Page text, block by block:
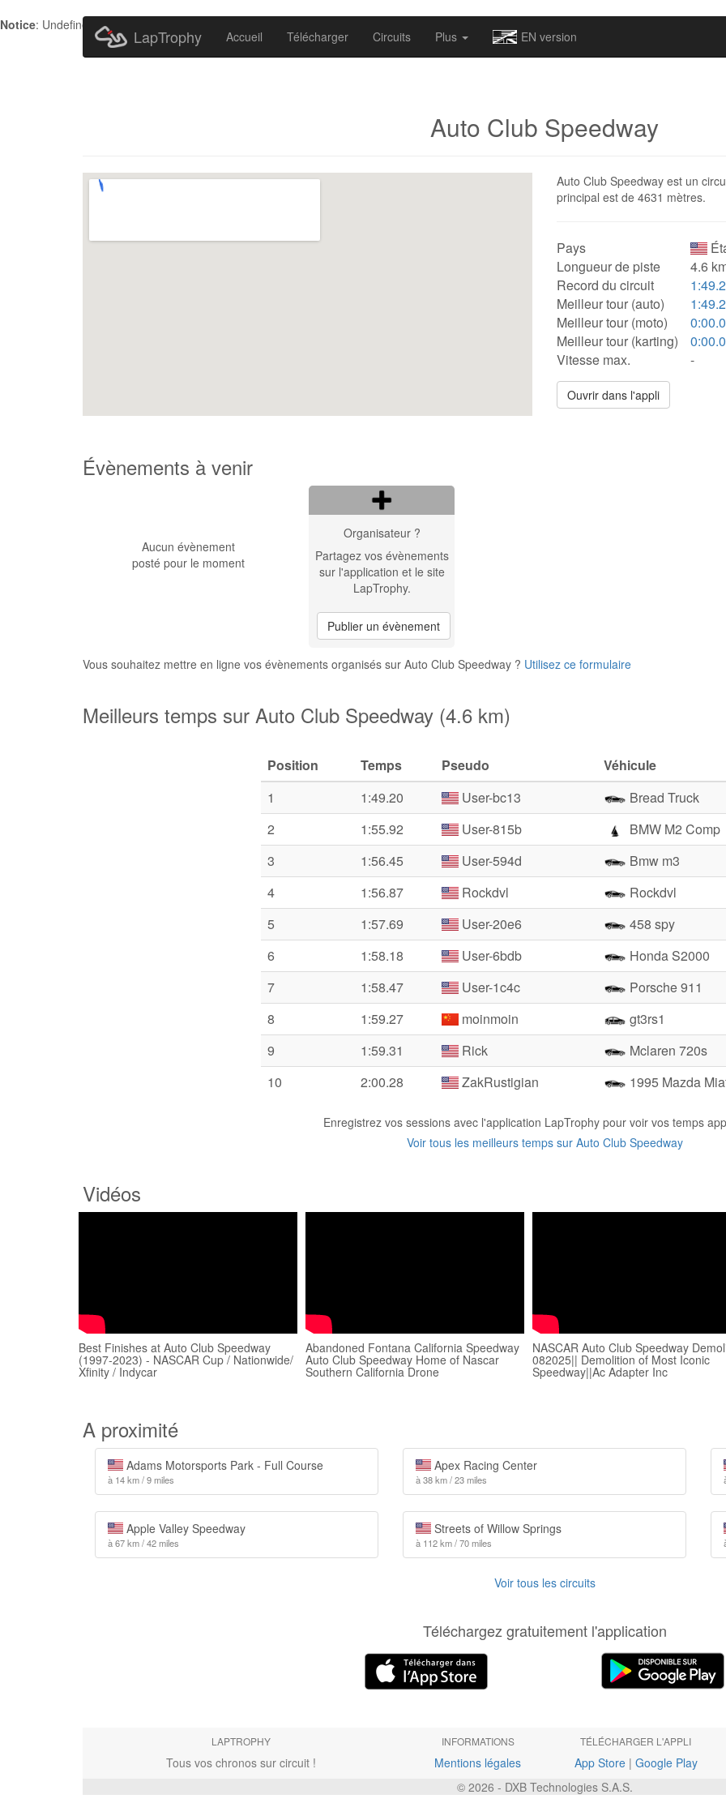
Notice: Undefined index: HTTP_ACCEPT_LANGUAGE in
LapTrophy Accueil Télécharger Circuits Plus EN version
Auto Club Speedway
Auto Club Speedway est un
principal est de 4631 mètres.
Pays
Longueur de piste
4.6
Record du circuit
Meilleur tour (auto)
Meilleur tour (moto)
Meilleur tour (karting)
Vitesse max.
-
Ouvrir dans l'appli
Évènements à venir
Aucun évènement
posté pour le moment
Organisateur ?
Partagez vos évènements
sur l'application et le site
LapTrophy.
Publier un évènement
Vous souhaitez mettre en ligne vos évènements organisés sur Auto Club Speedway ? Utilisez ce formulaire
Meilleurs temps sur Auto Club Speedway (4.6 km)
Position Temps Pseudo
Véhicule
1
1:49.20 User-bc13
Bread Truck
2
1:55.92 User-815b
BMW M2 Comp
3
1:56.45 User-594d
Bmw m3
4
1:56.87 Rockdvl
Rockdvl
5
1:57.69 User-20e6
458 spy
6
1:58.18 User-6bdb
Honda S2000
7
1:58.47 User-1c4c
Porsche 911
8
1:59.27 moinmoin
gt3rs1
9
1:59.31 Rick
Mclaren 720s
10
2:00.28 ZakRustigian 1995 Mazda
Enregistrez vos sessions avec l'application LapTrophy pour voir vos temps
Voir tous les meilleurs temps sur Auto Club Speedway
Vidéos
Best Finishes at Auto Club Speedway
(1997-2023) - NASCAR Cup / Nationwide/
Xfinity / Indycar
Abandoned Fontana California Speedway
Auto Club Speedway Home of Nascar
Southern California Drone
NASCAR Auto Club Speedway
082025|| Demolition of Most Iconic
Speedway||Ac Adapter Inc
A proximité
Adams Motorsports Park - Full Course
à 14 km / 9 miles
Apex Racing Center
à 38 km / 23 miles
Apple Valley Speedway
à 67 km / 42 miles
Streets of Willow Springs
à 112 km / 70 miles
Voir tous les circuits
Téléchargez gratuitement l'application
LAPTROPHY
Tous vos chronos sur circuit !
INFORMATIONS
Mentions légales
TÉLÉCHARGER L'APPLI
App Store| Google Play
© 2026 - DXB Technologies S.A.S.